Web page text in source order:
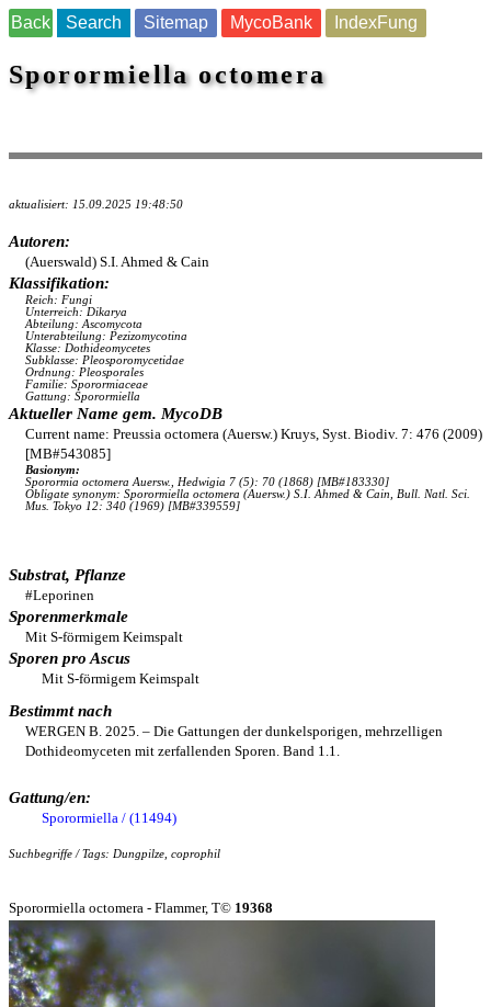
Back Search Sitemap MycoBank IndexFung
Sporormiella octomera
aktualisiert: 15.09.2025 19:48:50
Autoren:
(Auerswald) S.I. Ahmed & Cain
Klassifikation:
Reich: Fungi
Unterreich: Dikarya
Abteilung: Ascomycota
Unterabteilung: Pezizomycotina
Klasse: Dothideomycetes
Subklasse: Pleosporomycetidae
Ordnung: Pleosporales
Familie: Sporormiaceae
Gattung: Sporormiella
Aktueller Name gem. MycoDB
Current name: Preussia octomera (Auersw.) Kruys, Syst. Biodiv. 7: 476 (2009)
[MB#543085]
Basionym:
Sporormia octomera Auersw., Hedwigia 7 (5): 70 (1868) [MB#183330]
Obligate synonym: Sporormiella octomera (Auersw.) S.I. Ahmed & Cain, Bull. Natl. Sci.
Mus. Tokyo 12: 340 (1969) [MB#339559]
Substrat, Pflanze
#Leporinen
Sporenmerkmale
Mit S-förmigem Keimspalt
Sporen pro Ascus
Mit S-förmigem Keimspalt
Bestimmt nach
WERGEN B. 2025. – Die Gattungen der dunkelsporigen, mehrzelligen
Dothideomyceten mit zerfallenden Sporen. Band 1.1.
Gattung/en:
Sporormiella / (11494)
Suchbegriffe / Tags: Dungpilze, coprophil
Sporormiella octomera - Flammer, T© 19368